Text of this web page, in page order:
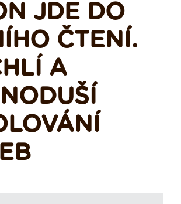
JDE DO
ČTENÍ.
A